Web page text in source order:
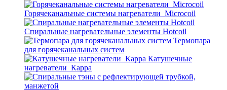
Горячеканальные системы нагреватели_Microcoil
Спиральные нагревательные элементы Hotcoil
Термопара
для горячеканальных систем
Катушечные
нагреватели_Карра